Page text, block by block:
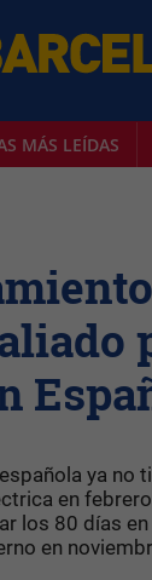
MÁS LEÍDAS
ya no
en
los 80 días
en